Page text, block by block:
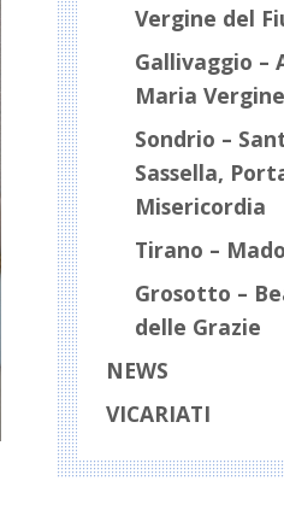
Vergine del
Gallivaggio –
Maria Vergine
Sondrio –
Sassella,
Misericordia
Tirano –
Grosotto –
delle Grazie
NEWS
VICARIATI